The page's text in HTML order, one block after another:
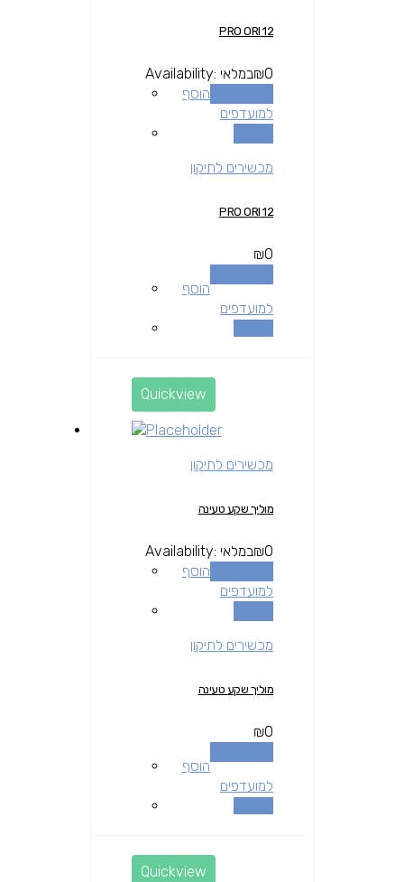
12 PRO ORI
₪0
Availability: במלאי
הוסף
למועדפים
מכשירים לתיקון
12 PRO ORI
₪0
הוסף
למועדפים
Quickview
מכשירים לתיקון
מוליך שקע טעינה
₪0
Availability: במלאי
הוסף
למועדפים
מכשירים לתיקון
מוליך שקע טעינה
₪0
הוסף
למועדפים
Quickview